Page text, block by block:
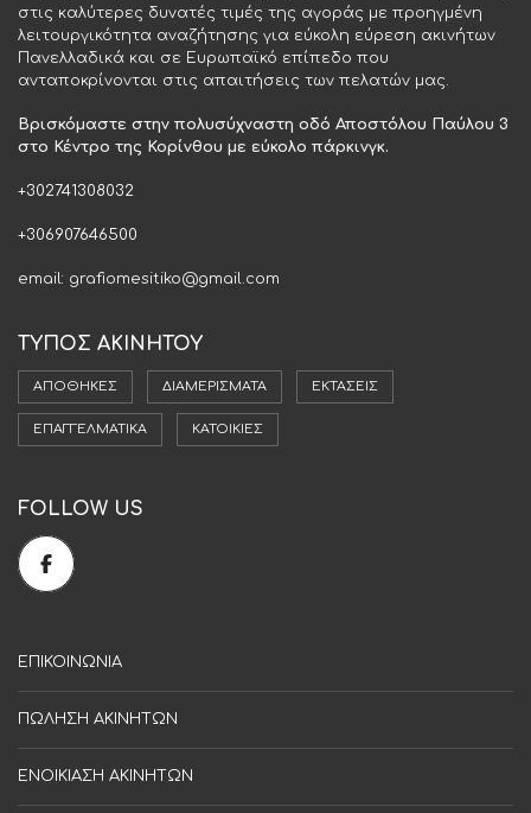
στις καλύτερες δυνατές τιμές της αγοράς με προηγμένη
λειτουργικότητα αναζήτησης για εύκολη εύρεση ακινήτων
Πανελλαδικά και σε Ευρωπαϊκό επίπεδο που
ανταποκρίνονται στις απαιτήσεις των πελατών μας.
Βρισκόμαστε στην πολυσύχναστη οδό Αποστόλου Παύλου 3
στο Κέντρο της Κορίνθου με εύκολο πάρκινγκ.
+302741308032
+306907646500
email: grafiomesitiko@gmail.com
ΤΥΠΟΣ ΑΚΙΝΗΤΟΥ
ΑΠΟΘΉΚΕΣ ΔΙΑΜΕΡΊΣΜΑΤΑ ΕΚΤΆΣΕΙΣ
ΕΠΑΓΓΕΛΜΑΤΙΚΆ ΚΑΤΟΙΚΊΕΣ
FOLLOW US
ΕΠΙΚΟΙΝΩΝΙΑ
ΠΩΛΗΣΗ ΑΚΙΝΗΤΩΝ
ΕΝΟΙΚΙΑΣΗ ΑΚΙΝΗΤΩΝ